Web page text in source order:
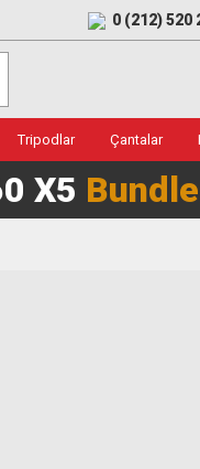
0 (212) 520
Tripodlar Çantalar
X5